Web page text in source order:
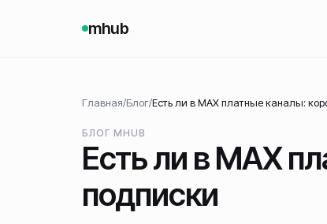
mhub
Главная/Блог/Есть ли в MAX платные каналы:
БЛОГ MHUB
Есть ли в MAX
подписки